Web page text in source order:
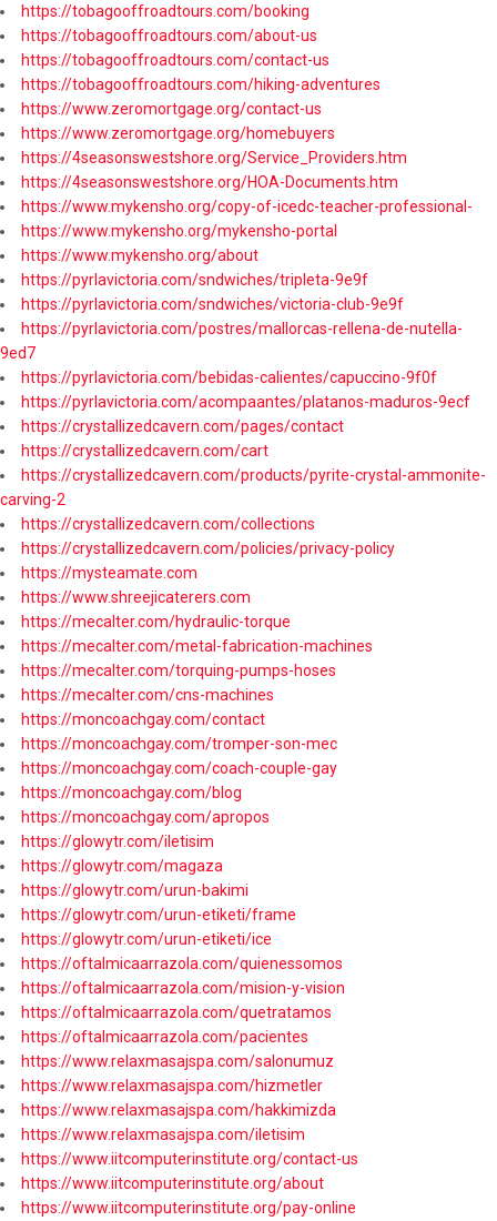
https://tobagooffroadtours.com/booking
https://tobagooffroadtours.com/about-us
https://tobagooffroadtours.com/contact-us
https://tobagooffroadtours.com/hiking-adventures
https://www.zeromortgage.org/contact-us
https://www.zeromortgage.org/homebuyers
https://4seasonswestshore.org/Service_Providers.htm
https://4seasonswestshore.org/HOA-Documents.htm
https://www.mykensho.org/copy-of-icedc-teacher-professional-
https://www.mykensho.org/mykensho-portal
https://www.mykensho.org/about
https://pyrlavictoria.com/sndwiches/tripleta-9e9f
https://pyrlavictoria.com/sndwiches/victoria-club-9e9f
https://pyrlavictoria.com/postres/mallorcas-rellena-de-nutella-
9ed7
https://pyrlavictoria.com/bebidas-calientes/capuccino-9f0f
https://pyrlavictoria.com/acompaantes/platanos-maduros-9ecf
https://crystallizedcavern.com/pages/contact
https://crystallizedcavern.com/cart
https://crystallizedcavern.com/products/pyrite-crystal-ammonite-
carving-2
https://crystallizedcavern.com/collections
https://crystallizedcavern.com/policies/privacy-policy
https://mysteamate.com
https://www.shreejicaterers.com
https://mecalter.com/hydraulic-torque
https://mecalter.com/metal-fabrication-machines
https://mecalter.com/torquing-pumps-hoses
https://mecalter.com/cns-machines
https://moncoachgay.com/contact
https://moncoachgay.com/tromper-son-mec
https://moncoachgay.com/coach-couple-gay
https://moncoachgay.com/blog
https://moncoachgay.com/apropos
https://glowytr.com/iletisim
https://glowytr.com/magaza
https://glowytr.com/urun-bakimi
https://glowytr.com/urun-etiketi/frame
https://glowytr.com/urun-etiketi/ice
https://oftalmicaarrazola.com/quienessomos
https://oftalmicaarrazola.com/mision-y-vision
https://oftalmicaarrazola.com/quetratamos
https://oftalmicaarrazola.com/pacientes
https://www.relaxmasajspa.com/salonumuz
https://www.relaxmasajspa.com/hizmetler
https://www.relaxmasajspa.com/hakkimizda
https://www.relaxmasajspa.com/iletisim
https://www.iitcomputerinstitute.org/contact-us
https://www.iitcomputerinstitute.org/about
https://www.iitcomputerinstitute.org/pay-online